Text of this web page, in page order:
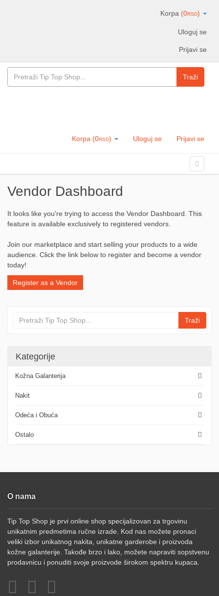
Korpa (0RSD)
Uloguj se
Prijavi se
Traži
Korpa (0RSD) Uloguj se Prijavi se
Menu Toggle
Vendor Dashboard
It looks like you're trying to access the Vendor Dashboard. This
feature is available exclusively to registered vendors.
Join our marketplace and start selling your products to a wide
audience. Click the link below to register and become a vendor
today!
Register as a Vendor
Traži
Kategorije
Kožna Galanterija
Nakit
Odeća i Obuća
Ostalo
O nama
Tip Top Shop je prvi online shop specijalizovan za trgovinu
unikatnim predmetima ručne izrade. Kod nas možete pronaci
veliki izbor unikatnog nakita, unikatne garderobe i proizvoda
kožne galanterije. Takođe brzo i lako, možete napraviti sopstvenu
prodavnicu i ponuditi svoje proizvode širokom spektru kupaca.